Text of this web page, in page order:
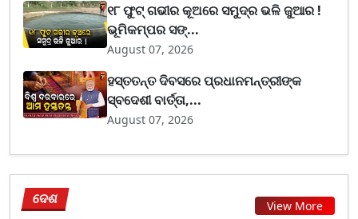
୧୮ ଫୁଟ୍ ଗଭୀର କୂଅରେ ସମୁଦ୍ର ଭଳି ଜୁଆର !
ଭୂମିକମ୍ପର ସଙ୍...
August 07, 2026
ହସ୍ତତନ୍ତ ଦିବସରେ ପ୍ରଧାନମନ୍ତ୍ରୀଙ୍କ
ସ୍ବଦେଶୀ ବାର୍ତ୍ତା,...
August 07, 2026
ଦେଶ View More